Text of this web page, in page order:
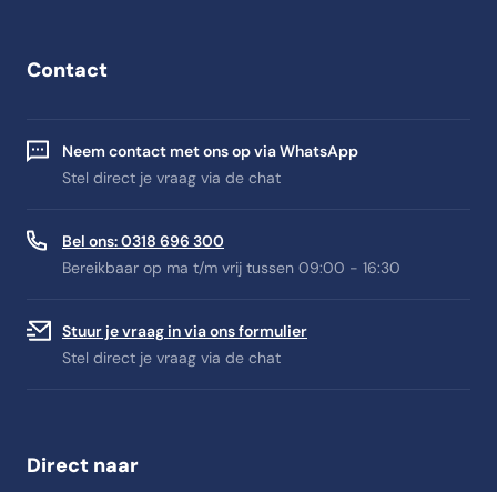
Contact
Neem contact met ons op via WhatsApp
Stel direct je vraag via de chat
Bel ons: 0318 696 300
Bereikbaar op ma t/m vrij tussen 09:00 - 16:30
Stuur je vraag in via ons formulier
Stel direct je vraag via de chat
Direct naar